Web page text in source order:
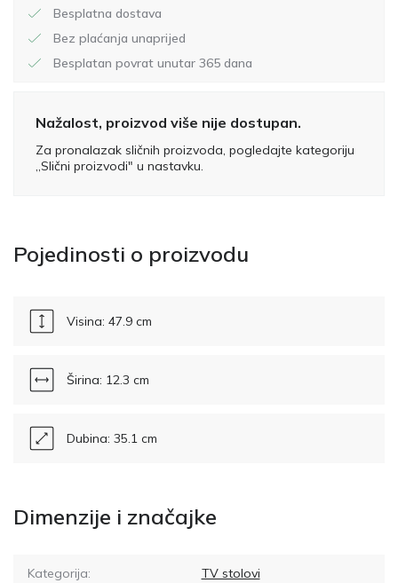
Besplatna dostava
Bez plaćanja unaprijed
Besplatan povrat unutar 365 dana
Nažalost, proizvod više nije dostupan.
Za pronalazak sličnih proizvoda, pogledajte kategoriju
„Slični proizvodi" u nastavku.
Pojedinosti o proizvodu
Visina: 47.9 cm
Širina: 12.3 cm
Dubina: 35.1 cm
Dimenzije i značajke
Kategorija: TV stolovi